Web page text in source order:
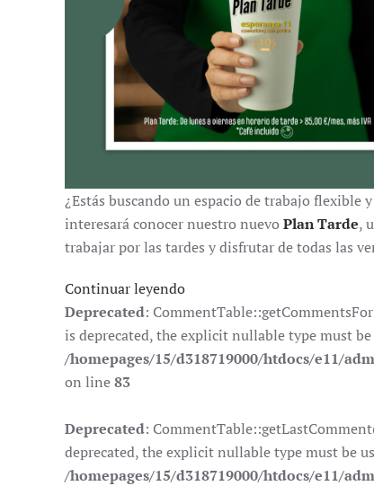
¿Estás buscando un espacio de trabajo flexible
interesará conocer nuestro nuevo Plan Tarde,
trabajar por las tardes y disfrutar de todas las
Continuar leyendo
Deprecated:
is deprecated, the explicit nullable type must
/homepages/15/d318719000/htdocs/e11/
on line83
Deprecated:
deprecated, the explicit nullable type must be
/homepages/15/d318719000/htdocs/e11/